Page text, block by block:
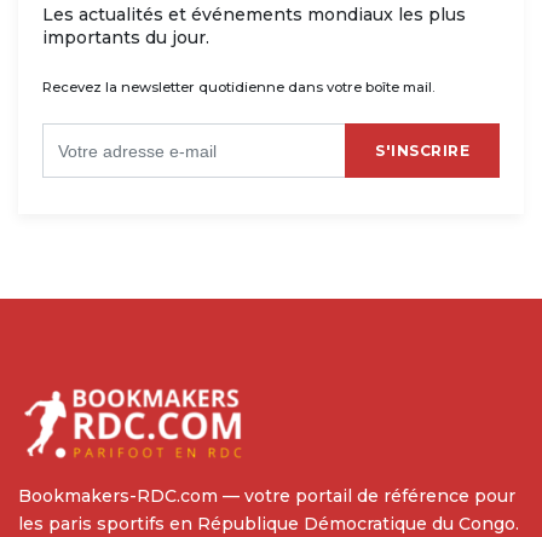
Les actualités et événements mondiaux les plus
importants du jour.
Recevez la newsletter quotidienne dans votre boîte mail.
S'INSCRIRE
Bookmakers-RDC.com — votre portail de référence pour
les paris sportifs en République Démocratique du Congo.